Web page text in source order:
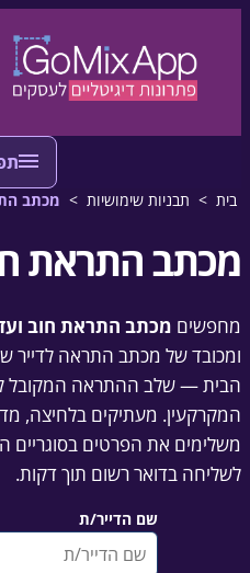
בית > תבניות שימושיות > מכתב
מכתב התראת
מחפשים מכתב התראת חוב
ומכובד של מכתב התראה לדייר
הבית — שלב ההתראה המקובל
משלימים את הפרטים בסוגריים
לשליחה בדואר רשום תוך דקות.
שם הדייר/ת